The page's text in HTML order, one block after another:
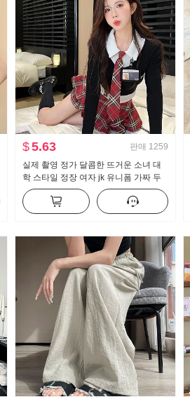
$5.63 판매 1259
실제 촬영 정가 달콤한 뜨거운 소녀 대
학 스타일 정장 여자 jk 유니폼 가짜 두
조각 순수한 욕망 맨위 하프 바디 퀼로
트 2 피스 세트